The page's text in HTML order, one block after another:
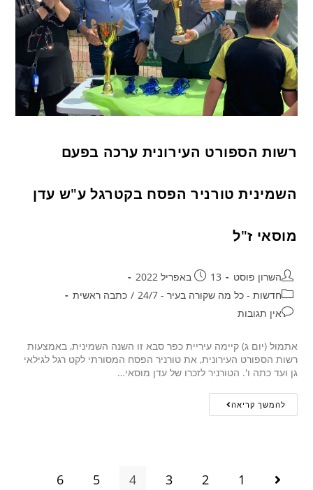
רשות הספורט העירונית ערכה בפעם
השמינית טורניר הפסח בקטרגל ע"ש עדן
מוסאי ז"ל
השרון פוסט
13 באפריל 2022
חדשות - כל מה שקורה בעיר - 24/7
/ כתבה ראשית
אין תגובות
אתמול (יום ג) קיימה עיריית כפר סבא זו השנה השמינית, באמצעות
רשות הספורט העירונית, את טורניר הפסח המסורתי לקט רגל לגילאי
גן ועד כתה ו'. הטורניר לזכרו של עדן מוסאי…
להמשך קריאה
1
2
3
4
5
6